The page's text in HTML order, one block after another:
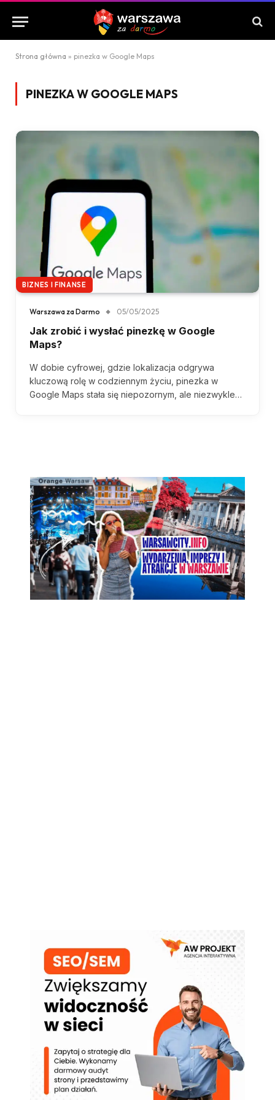
Strona główna » pinezka w Google Maps
PINEZKA W GOOGLE MAPS
BIZNES I FINANSE
Warszawa za Darmo 05/05/2025
Jak zrobić i wysłać pinezkę w Google
Maps?
W dobie cyfrowej, gdzie lokalizacja odgrywa
kluczową rolę w codziennym życiu, pinezka w
Google Maps stała się niepozornym, ale niezwykle…